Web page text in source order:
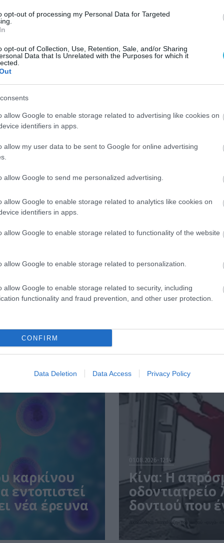
opt-out of processing my Personal Data for Targeted
opt-out of Collection, Use, Retention, Sale, and/or Sharing
Data that Is Unrelated with the Purposes for which it
allow Google to enable storage related to advertising like cookies on
identifiers in apps.
allow my user data to be sent to Google for online advertising
allow Google to send me personalized advertising.
allow Google to enable storage related to analytics like cookies on
identifiers in apps.
allow Google to enable storage related to functionality of the website
allow Google to enable storage related to personalization.
allow Google to enable storage related to security, including
functionality and fraud prevention, and other user protection.
CONFIRM
Data Deletion Data Access Privacy Policy
να προσέλθουν στο δημόσιο σύστημα
της χώρας βαίνει δραματικά μειούμενη,
την ανάπτυξη επιδημιών τις οποίες θα είναι
που
«αθόρυβα» τα
το γάλα!
3 Ανατροπή
στα εμβόλια
πεθαίνουν πλέον
ΗΠΑ από COVID-19
καρκίνου
εντοπιστεί
νέα έρευνα
01.08.2026 12:14
Κίνα: Η
δοντιού που
Ακολούθησε «καταδίωξη» του μικρού «φυγά»